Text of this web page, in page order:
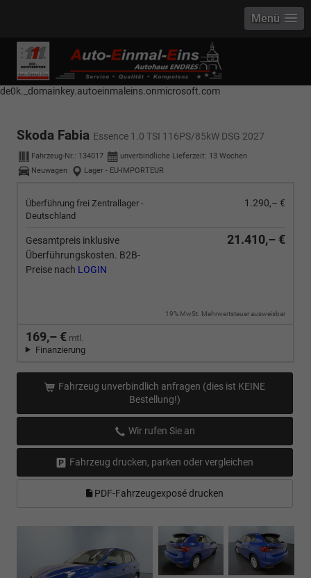
------------ Host Name : selector1._domainkey Points to address or value:
selector1-aee-de0k._domainkey.autoeinmaleins.onmicrosoft.com Host
Name : selector2._domainkey Points to address or value: selector2-aee-
de0k._domainkey.autoeinmaleins.onmicrosoft.com
Menü
Skoda Fabia Essence 1.0 TSI 116PS/85kW DSG 2027
Fahrzeug-Nr.: 134017 unverbindliche Lieferzeit: 13 Wochen
Neuwagen
Lager - EU-IMPORTEUR
Überführung frei Zentrallager -
Deutschland
1.290,– €
Gesamtpreis inklusive
Überführungskosten. B2B-
Preise nach LOGIN
21.410,– €
19% MwSt. Mehrwertsteuer ausweisbar
169,– € mtl.
Finanzierung
Fahrzeug unverbindlich anfragen (dies ist KEINE
Bestellung!)
Wir rufen Sie an
Fahrzeug drucken, parken oder vergleichen
PDF-Fahrzeugexposé drucken